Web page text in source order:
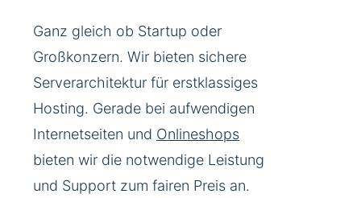
Ganz gleich ob Startup oder
Großkonzern. Wir bieten sichere
Serverarchitektur für erstklassiges
Hosting. Gerade bei aufwendigen
Internetseiten und Onlineshops
bieten wir die notwendige Leistung
und Support zum fairen Preis an.